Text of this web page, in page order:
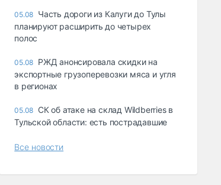
05.08 Часть дороги из Калуги до Тулы
планируют расширить до четырех
полос
05.08 РЖД анонсировала скидки на
экспортные грузоперевозки мяса и угля
в регионах
05.08 СК об атаке на склад Wildberries в
Тульской области: есть пострадавшие
Все новости